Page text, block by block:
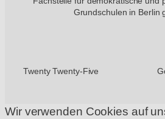
Grundschulen in Berlin
Twenty Twenty-Five
Wir verwenden Cookies auf